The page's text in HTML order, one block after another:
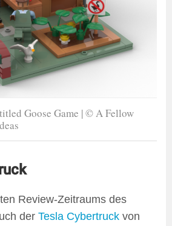
Goose Game | © A Fellow
Review-Zeitraums des
der Tesla Cybertruck von